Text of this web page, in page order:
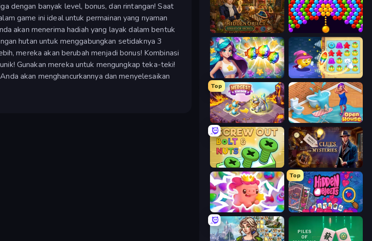
dengan banyak level, bonus, dan rintangan! Saat
game ini ideal untuk permainan yang nyaman
akan menerima hadiah yang layak dalam bentuk
hutan untuk menggabungkan setidaknya 3
mereka akan berubah menjadi bonus! Kombinasi
Gunakan mereka untuk mengungkap teka-teki!
akan menghancurkannya dan menyelesaikan
Hidden Object: Street Of Secrets Bubble Story
Underwater Adventures: Match 3 Candy Riddles
Top
Mergest Kingdom Open House
Screw Out: Bolts and Nuts Hidden Object: Clues and Mysteries
Match Arena
Top
Hidden Objects